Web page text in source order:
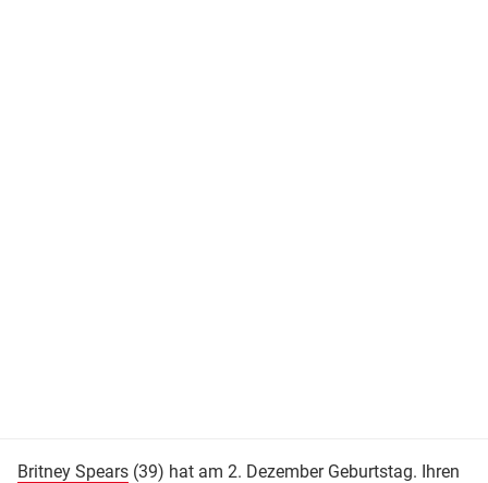
Britney Spears (39) hat am 2. Dezember Geburtstag. Ihren